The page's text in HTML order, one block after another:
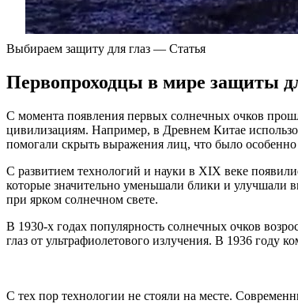
Выбираем защиту для глаз — Статья
Первопроходцы в мире защиты
С момента появления первых солнечных очков
цивилизациям. Например, в Древнем Китае
помогали скрыть выражения лиц, что было особенно
С развитием технологий и науки в XIX веке
которые значительно уменьшали блики и улучшали
при ярком солнечном свете.
В 1930-х годах популярность солнечных очков
глаз от ультрафиолетового излучения. В 1936 году
С тех пор технологии не стояли на месте.